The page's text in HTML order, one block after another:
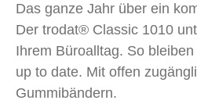
Das ganze Jahr über ein
Der trodat® Classic 1010
Ihrem Büroalltag. So
up to date. Mit offen
Gummibändern.